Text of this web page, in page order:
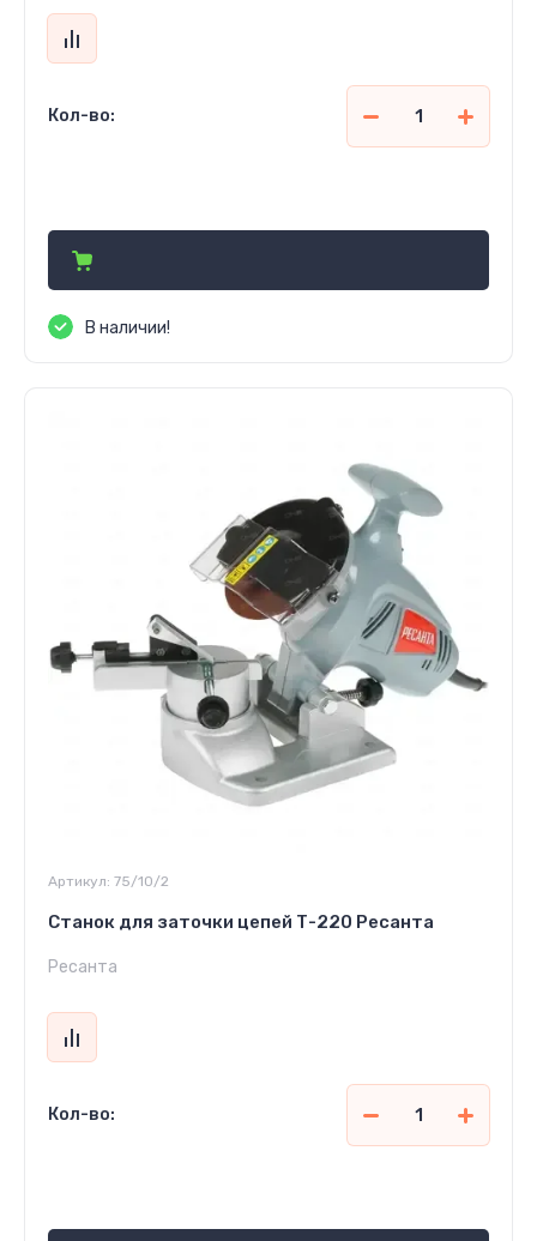
Кол-во:
В наличии!
Артикул: 75/10/2
Станок для заточки цепей Т-220 Ресанта
Ресанта
Кол-во: